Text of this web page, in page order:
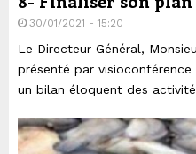
30/01/2021 - 15:20
Le Directeur Général,
présenté par visioconférence
un bilan éloquent des